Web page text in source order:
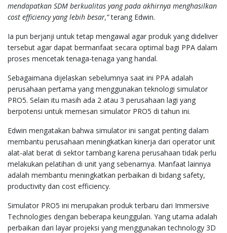
mendapatkan SDM berkualitas yang pada akhirnya menghasilkan
cost efficiency yang lebih besar,”terang Edwin.
Ia pun berjanji untuk tetap mengawal agar produk yang dideliver
tersebut agar dapat bermanfaat secara optimal bagi PPA dalam
proses mencetak tenaga-tenaga yang handal.
Sebagaimana dijelaskan sebelumnya saat ini PPA adalah
perusahaan pertama yang menggunakan teknologi simulator
PRO5. Selain itu masih ada 2 atau 3 perusahaan lagi yang
berpotensi untuk memesan simulator PRO5 di tahun ini.
Edwin mengatakan bahwa simulator ini sangat penting dalam
membantu perusahaan meningkatkan kinerja dari operator unit
alat-alat berat di sektor tambang karena perusahaan tidak perlu
melakukan pelatihan di unit yang sebenarnya. Manfaat lainnya
adalah membantu meningkatkan perbaikan di bidang safety,
productivity dan cost efficiency.
Simulator PRO5 ini merupakan produk terbaru dari Immersive
Technologies dengan beberapa keunggulan. Yang utama adalah
perbaikan dari layar projeksi yang menggunakan technology 3D